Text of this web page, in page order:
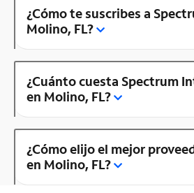
¿Cómo te suscribes a
Molino, FL?
¿Cuánto cuesta Spectrum
en Molino, FL?
¿Cómo elijo el mejor
en Molino, FL?